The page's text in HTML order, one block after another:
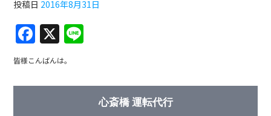
o
k
投稿日 2016年8月31日
F
a
c
e
X
皆様こんばんは。
心斎橋 運転代行